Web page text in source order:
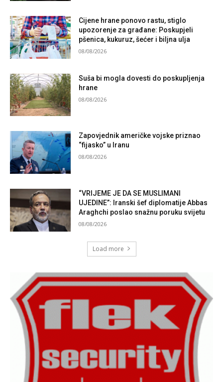
Cijene hrane ponovo rastu, stiglo
upozorenje za građane: Poskupjeli
pšenica, kukuruz, šećer i biljna ulja
08/08/2026
Suša bi mogla dovesti do poskupljenja
hrane
08/08/2026
Zapovjednik američke vojske priznao
“fijasko” u Iranu
08/08/2026
“VRIJEME JE DA SE MUSLIMANI
UJEDINE”: Iranski šef diplomatije Abbas
Araghchi poslao snažnu poruku svijetu
08/08/2026
Load more